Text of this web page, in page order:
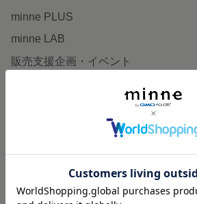
minne PLUS
minne LAB
販売支援企画・イベント
minneとものづくりと
minneの本